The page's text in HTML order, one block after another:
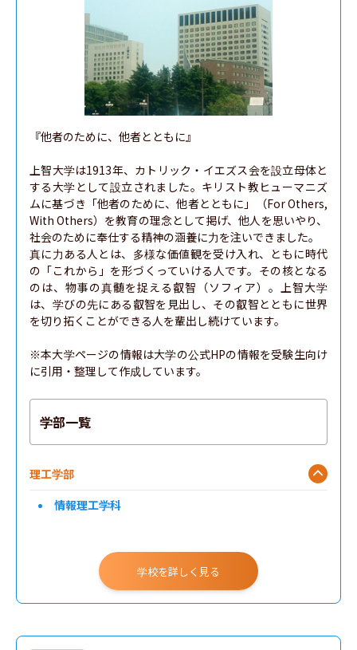
『他者のために、他者とともに』
上智大学は1913年、カトリック・イエズス会を設立母体と
する大学として設立されました。キリスト教ヒューマニズ
ムに基づき「他者のために、他者とともに」（For Others,
With Others）を教育の理念として掲げ、他人を思いやり、
社会のために奉仕する精神の涵養に力を注いできました。
真に力ある人とは、多様な価値観を受け入れ、ともに時代
の「これから」を形づくっていける人です。その核となる
のは、物事の真髄を捉える叡智（ソフィア）。上智大学
は、学びの先にある叡智を見出し、その叡智とともに世界
を切り拓くことができる人を輩出し続けています。
※本大学ページの情報は大学の公式HPの情報を受験生向け
に引用・整理して作成しています。
学部一覧
理工学部
情報理工学科
学校を詳しく見る